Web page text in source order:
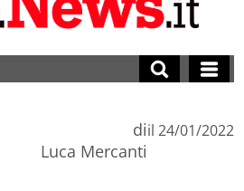
di
Luca Mercanti
il 24/01/2022